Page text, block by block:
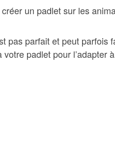
un padlet sur les
pas parfait et peut parfois
padlet pour l’adapter